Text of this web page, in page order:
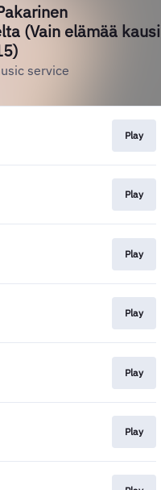
(Vain elämää kausi
service
Play
Play
Play
Play
Play
Play